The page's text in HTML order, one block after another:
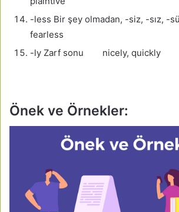
-less Bir şey olmadan, -siz, -sız, -
fearless
-ly Zarf sonu nicely, quickly
Önek ve Örnekler: